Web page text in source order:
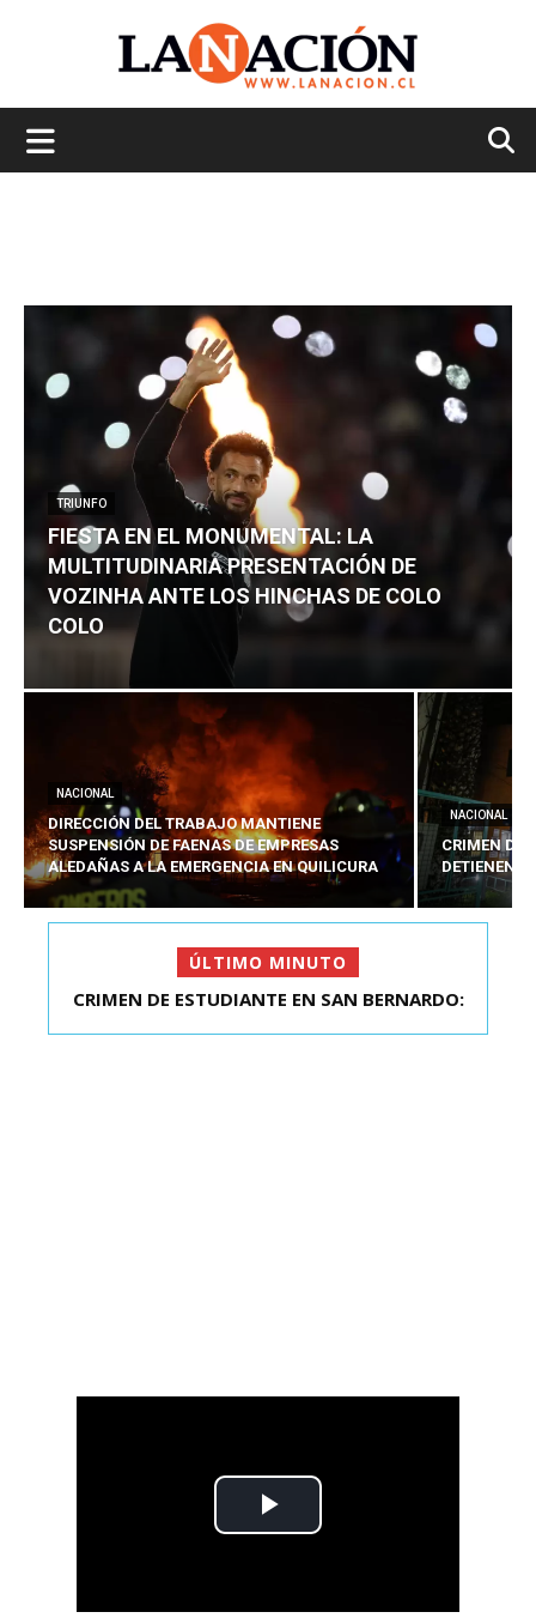
TRIUNFO
FIESTA EN EL MONUMENTAL: LA
MULTITUDINARIA PRESENTACIÓN DE
VOZINHA ANTE LOS HINCHAS DE COLO
COLO
NACIONAL
DIRECCIÓN DEL TRABAJO MANTIENE
SUSPENSIÓN DE FAENAS DE EMPRESAS
ALEDAÑAS A LA EMERGENCIA EN QUILICURA
NACIONAL
CRIMEN DE
DETIENEN
ÚLTIMO MINUTO
FIESTA EN EL MONUMENTAL: LA